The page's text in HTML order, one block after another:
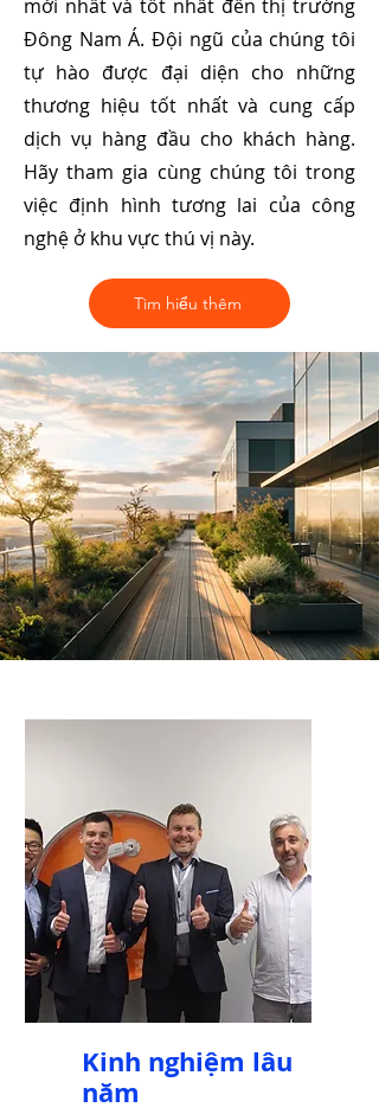
mới nhất và tốt nhất đến thị trường
Đông Nam Á. Đội ngũ của chúng tôi
tự hào được đại diện cho những
thương hiệu tốt nhất và cung cấp
dịch vụ hàng đầu cho khách hàng.
Hãy tham gia cùng chúng tôi trong
việc định hình tương lai của công
nghệ ở khu vực thú vị này.
Tìm hiểu thêm
Kinh nghiệm lâu
năm